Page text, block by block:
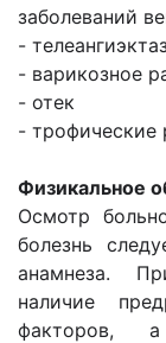
заболеваний
-
- варикозное
- отек
- трофические
Физикальное
Осмотр
болезнь
анамнеза.
наличие
факторов,